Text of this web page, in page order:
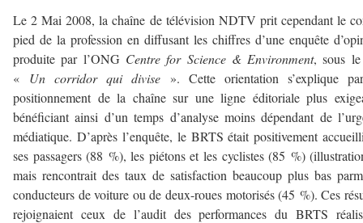
Le 2 Mai 2008, la chaîne de télévision NDTV prit cependant le
pied de la profession en diffusant les chiffres d’une enquête
produite par l’ONG Centre for Science & Environment, sous
« Un corridor qui divise ». Cette orientation s’explique
positionnement de la chaîne sur une ligne éditoriale plus
bénéficiant ainsi d’un temps d’analyse moins dépendant de
médiatique. D’après l’enquête, le BRTS était positivement
ses passagers (88 %), les piétons et les cyclistes (85 %)
mais rencontrait des taux de satisfaction beaucoup plus bas
conducteurs de voiture ou de deux-roues motorisés (45 %). Ces
rejoignaient ceux de l’audit des performances du BRTS